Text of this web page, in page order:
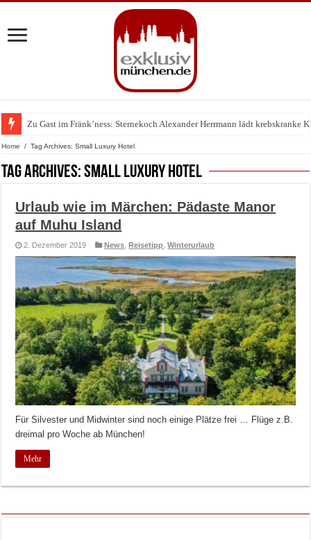
Zu Gast im Fränk’ness: Sternekoch Alexander Herrmann lädt krebskranke
Home / Tag Archives: Small Luxury Hotel
Tag Archives:Small Luxury Hotel
Urlaub wie im Märchen: Pädaste Manor
auf Muhu Island
2. Dezember 2019 News ,Reisetipp ,Winterurlaub
Für Silvester und Midwinter sind noch einige Plätze frei … Flüge z.B.
dreimal pro Woche ab München!
Mehr